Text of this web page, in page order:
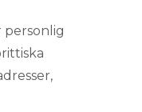
personlig